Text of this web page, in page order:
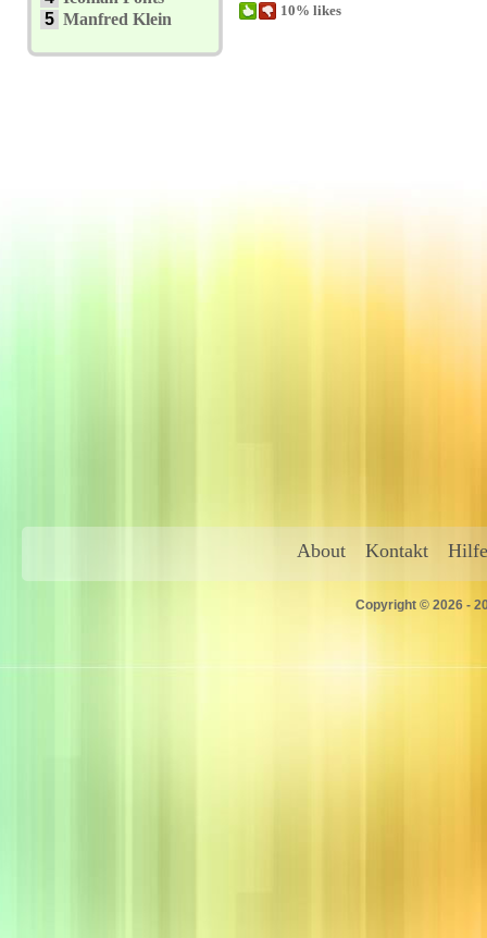
5 Manfred Klein 10% likes
About Kontakt Hilfe
Copyright © 2026 -